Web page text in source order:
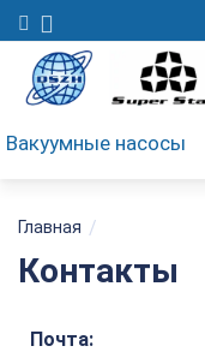
Вакуумные насосы
Главная /
Контакты
Почта: